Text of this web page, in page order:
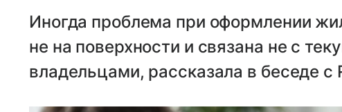
Иногда проблема при оформлении
не на поверхности и связана не с
владельцами, рассказала в беседе с